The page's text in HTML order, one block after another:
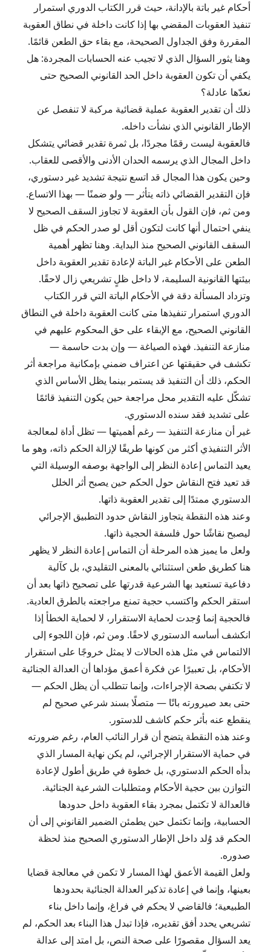
أحكام غير باتة بالإدانة، حيث قرر الكتاب الدوري استمرار
تنفيذ العقوبات المقضي بها إذا كانت داخلة في نطاق العقوبة
المقررة وفق الجداول الصحيحة، مع بقاء حق الطعن قائمًا.
وهنا يثور السؤال الذي لا تجيب عنه الحسابات المجردة: هل
يكفي أن تكون العقوبة داخل الحد القانوني الصحيح حتى
نعدّها عادلة؟
ذلك أن تقدير العقوبة عملية قضائية مركبة لا تنفصل عن
الإطار القانوني الذي نشأت داخله.
فالعقوبة ليست رقمًا مجردًا، بل ثمرة تقدير قضائي يتشكل
داخل المجال الذي يرسمه الحدان الأدنى والأقصى للعقاب.
وحين يكون هذا المجال قد اتسع نتيجة تشديد غير دستوري،
فإن التقدير القضائي ذاته يتأثر — ولو ضمنًا — بهذا الاتساع.
ومن ثم، فإن القول بأن العقوبة لا تجاوز السقف الصحيح لا
ينفي احتمال أنها كانت لتكون أقل لو صدر الحكم في ظل
السقف القانوني الصحيح منذ البداية. وهنا تظهر أهمية
الطعن على الأحكام غير الباتة لإعادة تقدير العقوبة داخل
بيئتها القانونية السليمة، لا داخل ظلٍ تشريعي زال لاحقًا.
وتزداد المسألة دقة في الأحكام الباتة التي قرر الكتاب
الدوري استمرار تنفيذها متى كانت العقوبة داخلة في النطاق
القانوني الصحيح، مع الإبقاء على حق المحكوم عليهم في
منازعة التنفيذ. فهذه الصياغة — وإن بدت حاسمة —
تكشف في حقيقتها عن اعتراف ضمني بإمكانية مراجعة أثر
الحكم، ذلك أن التنفيذ قد يستمر بينما يظل الأساس الذي
تشكّل عليه التقدير محل مراجعة حين يكون التنفيذ قائمًا
على تشديد فقد سنده الدستوري.
غير أن منازعة التنفيذ — رغم أهميتها — تظل أداة لمعالجة
الأثر التنفيذي أكثر من كونها طريقًا لإزالة الحكم ذاته، وهو ما
يعيد التماس إعادة النظر إلى الواجهة بوصفه الوسيلة التي
قد تعيد فتح النقاش حول الحكم حين يصبح أثر الخلل
الدستوري ممتدًا إلى تقدير العقوبة ذاتها.
وعند هذه النقطة يتجاوز النقاش حدود التطبيق الإجرائي
ليصبح نقاشًا حول فلسفة الحجية ذاتها.
ولعل ما يميز هذه المرحلة أن التماس إعادة النظر لا يظهر
هنا كطريق طعن استثنائي بالمعنى التقليدي، بل كآلية
دفاعية تستعيد بها الشرعية قدرتها على تصحيح ذاتها بعد أن
استقر الحكم واكتسب حجية تمنع مراجعته بالطرق العادية.
فالحجية إنما وُجدت لحماية الاستقرار، لا لحماية الخطأ إذا
انكشف أساسه الدستوري لاحقًا. ومن ثم، فإن اللجوء إلى
الالتماس في مثل هذه الحالات لا يمثل خروجًا على استقرار
الأحكام، بل تعبيرًا عن فكرة أعمق مؤداها أن العدالة الجنائية
لا تكتفي بصحة الإجراءات، وإنما تتطلب أن يظل الحكم —
حتى بعد صيرورته باتًا — متصلًا بسند شرعي صحيح لم
ينقطع عنه بأثر حكم كاشف للدستور.
وعند هذه النقطة يتضح أن قرار النائب العام، رغم ضرورته
في حماية الاستقرار الإجرائي، لم يكن نهاية المسار الذي
بدأه الحكم الدستوري، بل خطوة في طريق أطول لإعادة
التوازن بين حجية الأحكام ومتطلبات الشرعية الجنائية.
فالعدالة لا تكتمل بمجرد بقاء العقوبة داخل حدودها
الحسابية، وإنما تكتمل حين يطمئن الضمير القانوني إلى أن
الحكم قد وُلد داخل الإطار الدستوري الصحيح منذ لحظة
صدوره.
ولعل القيمة الأعمق لهذا المسار لا تكمن في معالجة قضايا
بعينها، وإنما في إعادة تذكير العدالة الجنائية بحدودها
الطبيعية؛ فالقاضي لا يحكم في فراغ، وإنما داخل بناء
تشريعي يحدد أفق تقديره، فإذا تبدل هذا البناء بعد الحكم، لم
يعد السؤال مقصورًا على صحة النص، بل امتد إلى عدالة